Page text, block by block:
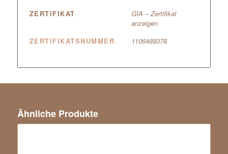
ZERTIFIKAT
GIA – Zertifikat
anzeigen
ZERTIFIKATSNUMMER
1106489378
Ähnliche Produkte